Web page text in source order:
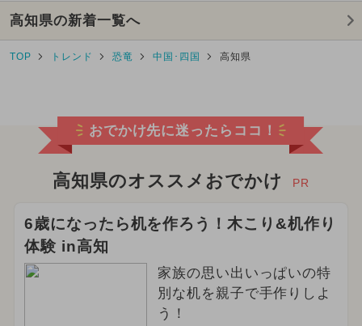
高知県の新着一覧へ
TOP トレンド 恐竜 中国･四国 高知県
おでかけ先に迷ったらココ！
高知県のオススメおでかけ PR
6歳になったら机を作ろう！木こり&机作り
体験 in高知
家族の思い出いっぱいの特
別な机を親子で手作りしよ
う！